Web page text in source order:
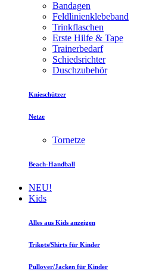
Bandagen
Feldlinienklebeband
Trinkflaschen
Erste Hilfe & Tape
Trainerbedarf
Schiedsrichter
Duschzubehör
Knieschützer
Netze
Tornetze
Beach-Handball
NEU!
Kids
Alles aus Kids anzeigen
Trikots/Shirts für Kinder
Pullover/Jacken für Kinder